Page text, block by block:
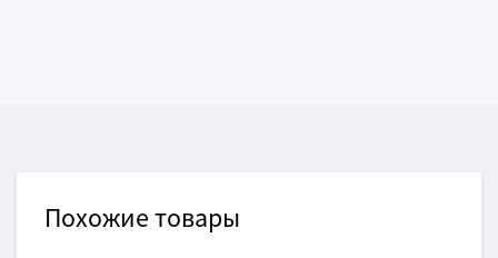
Похожие товары